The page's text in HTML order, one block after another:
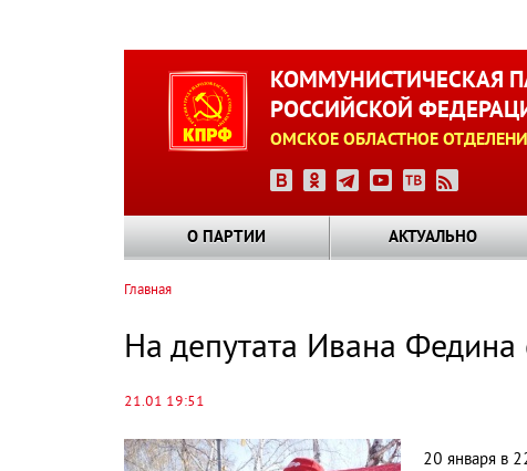
КОММУНИСТИЧЕСКАЯ
РОССИЙСКОЙ
ОМСКОЕ ОБЛАСТНОЕ
О ПАРТИИ АКТУАЛЬНО
навигации
Главная
На депутата Ивана
21.01 19:51
20 января в